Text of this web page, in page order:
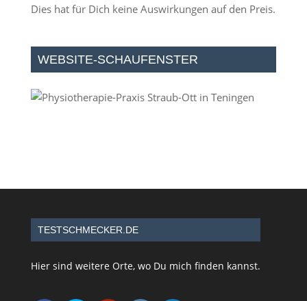
Dies hat für Dich keine Auswirkungen auf den Preis.
WEBSITE-SCHAUFENSTER
TESTSCHMECKER.DE
Hier sind weitere Orte, wo Du mich finden kannst.